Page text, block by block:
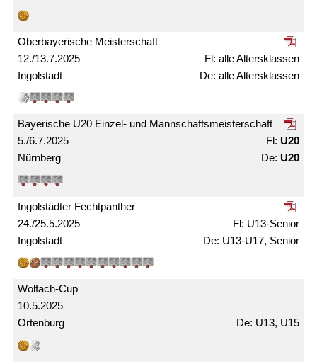
12./13.7.2025
Ober­bayerische Meister­schaft
Ingolstadt
alle Alters­­klassen
alle Alters­klassen
5./6.7.2025
Bayerische U20 Einzel- und Mann­schafts­meister­schaft
Nürnberg
U20
U20
24./25.5.2025
Ingolstädter Fechtpanther
Ingolstadt
U13-Senior
U13-U17, Senior
10.5.2025
Wolfach-Cup
Ortenburg U13, U15